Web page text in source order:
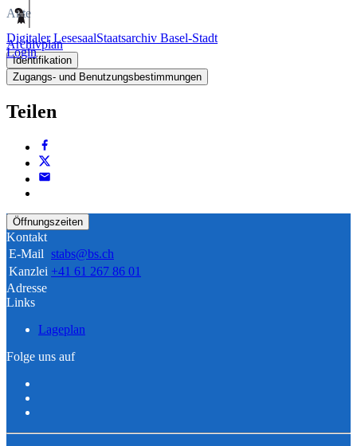
Digitaler LesesaalStaatsarchiv Basel-Stadt
Login
Akte
Archivplan
Identifikation
Zugangs- und Benutzungsbestimmungen
Teilen
Öffnungszeiten
Kontakt
E-Mail stabs@bs.ch
Kanzlei +41 61 267 86 01
Adresse
Links
Lageplan
Folge uns auf